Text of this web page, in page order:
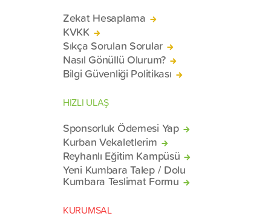
Zekat Hesaplama
KVKK
Sıkça Sorulan Sorular
Nasıl Gönüllü Olurum?
Bilgi Güvenliği Politikası
HIZLI ULAŞ
Sponsorluk Ödemesi Yap
Kurban Vekaletlerim
Reyhanlı Eğitim Kampüsü
Yeni Kumbara Talep / Dolu
Kumbara Teslimat Formu
KURUMSAL